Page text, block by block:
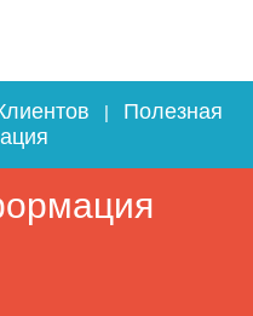
| Полезная